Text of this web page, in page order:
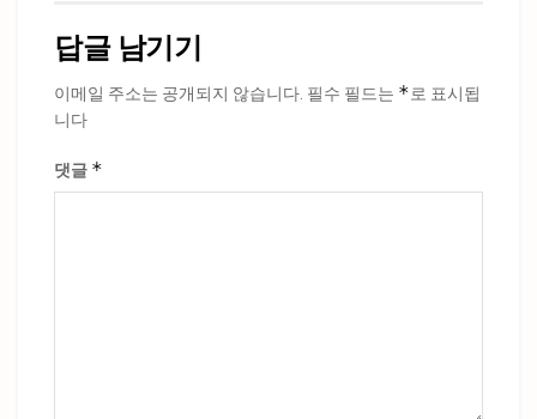
답글 남기기
이메일 주소는 공개되지 않습니다. 필수 필드는 *로 표시됩
니다
댓글 *